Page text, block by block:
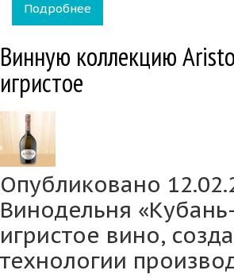
Подробнее
Винную коллекцию
игристое
Опубликовано
Винодельня
игристое вино,
технологии